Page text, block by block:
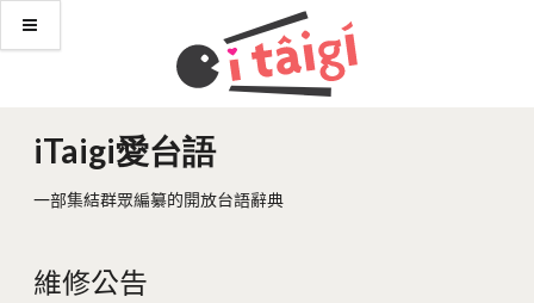
iTaigi愛台語
一部集結群眾編纂的開放台語辭典
維修公告